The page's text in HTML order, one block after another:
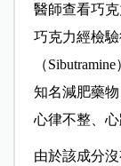
醫師查看巧
巧克力經檢
（
知名減肥藥
心律不整、
由於該成分